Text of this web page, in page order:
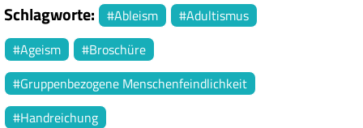
Schlagworte Ableism
Adultismus
Ageism
Broschüre
Gruppenbezogene Menschenfeindlichkeit
Handreichung